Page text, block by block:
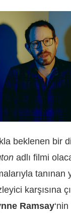
beklenen bir
adlı filmi
karşısına
Ramsay‘nin